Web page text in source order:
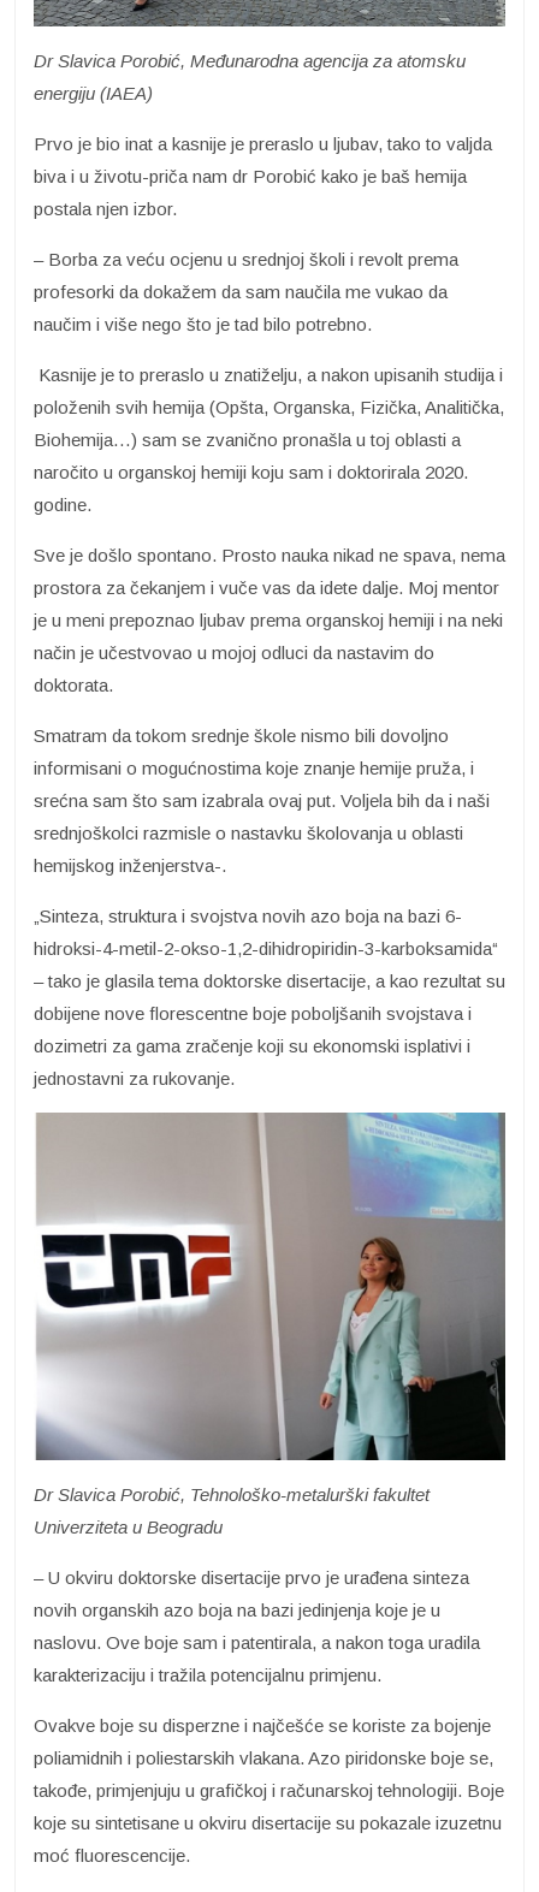
Dr Slavica Porobić, Međunarodna agencija za atomsku
energiju (IAEA)
Prvo je bio inat a kasnije je preraslo u ljubav, tako to valjda
biva i u životu-priča nam dr Porobić kako je baš hemija
postala njen izbor.
– Borba za veću ocjenu u srednjoj školi i revolt prema
profesorki da dokažem da sam naučila me vukao da
naučim i više nego što je tad bilo potrebno.
Kasnije je to preraslo u znatiželju, a nakon upisanih studija i
položenih svih hemija (Opšta, Organska, Fizička, Analitička,
Biohemija…) sam se zvanično pronašla u toj oblasti a
naročito u organskoj hemiji koju sam i doktorirala 2020.
godine.
Sve je došlo spontano. Prosto nauka nikad ne spava, nema
prostora za čekanjem i vuče vas da idete dalje. Moj mentor
je u meni prepoznao ljubav prema organskoj hemiji i na neki
način je učestvovao u mojoj odluci da nastavim do
doktorata.
Smatram da tokom srednje škole nismo bili dovoljno
informisani o mogućnostima koje znanje hemije pruža, i
srećna sam što sam izabrala ovaj put. Voljela bih da i naši
srednjoškolci razmisle o nastavku školovanja u oblasti
hemijskog inženjerstva-.
„Sinteza, struktura i svojstva novih azo boja na bazi 6-
hidroksi-4-metil-2-okso-1,2-dihidropiridin-3-karboksamida“
– tako je glasila tema doktorske disertacije, a kao rezultat su
dobijene nove florescentne boje poboljšanih svojstava i
dozimetri za gama zračenje koji su ekonomski isplativi i
jednostavni za rukovanje.
Dr Slavica Porobić, Tehnološko-metalurški fakultet
Univerziteta u Beogradu
– U okviru doktorske disertacije prvo je urađena sinteza
novih organskih azo boja na bazi jedinjenja koje je u
naslovu. Ove boje sam i patentirala, a nakon toga uradila
karakterizaciju i tražila potencijalnu primjenu.
Ovakve boje su disperzne i najčešće se koriste za bojenje
poliamidnih i poliestarskih vlakana. Azo piridonske boje se,
takođe, primjenjuju u grafičkoj i računarskoj tehnologiji. Boje
koje su sintetisane u okviru disertacije su pokazale izuzetnu
moć fluorescencije.